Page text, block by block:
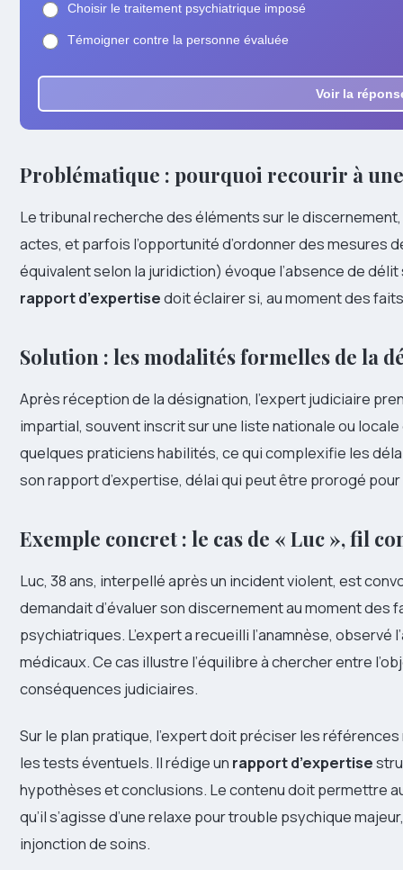
Choisir le traitement psychiatrique imposé
Témoigner contre la personne évaluée
Voir la
Problématique : pourquoi recourir à
Le tribunal recherche des éléments sur le
actes, et parfois l’opportunité d’ordonner des mesures
équivalent selon la juridiction) évoque l’absence de
rapport d’expertisedoit éclairer si, au moment des
Solution : les modalités formelles de la
Après réception de la désignation, l’expert judiciaire
impartial, souvent inscrit sur une liste nationale ou locale
quelques praticiens habilités, ce qui complexifie les
son rapport d’expertise, délai qui peut être prorogé
Exemple concret : le cas de « Luc », fil
Luc, 38 ans, interpellé après un incident violent, est
demandait d’évaluer son discernement au moment des
psychiatriques. L’expert a recueilli l’anamnèse,
médicaux. Ce cas illustre l’équilibre à chercher entre
conséquences judiciaires.
Sur le plan pratique, l’expert doit préciser les
les tests éventuels. Il rédige un rapport d’expertise
hypothèses et conclusions. Le contenu doit permettre
qu’il s’agisse d’une relaxe pour trouble psychique
injonction de soins.